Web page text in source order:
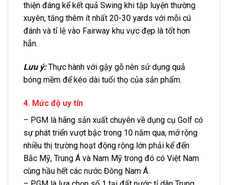
thiện đáng kể kết quả Swing khi tập luyện thường
xuyên, tăng thêm ít nhất 20-30 yards với mỗi cú
đánh và tỉ lệ vào Fairway khu vực đẹp là tốt hơn
hẳn.
Lưu ý: Thực hành với gậy gỗ nên sử dụng quả
bóng mềm để kéo dài tuổi thọ của sản phẩm.
4. Mức độ uy tín
– PGM là hãng sản xuất chuyên về dụng cụ Golf có
sự phát triển vượt bậc trong 10 năm qua, mở rộng
nhiều thị trường hoạt động rộng lớn phải kể đến
Bắc Mỹ, Trung Á và Nam Mỹ trong đó có Việt Nam
cùng hầu hết các nước Đông Nam Á.